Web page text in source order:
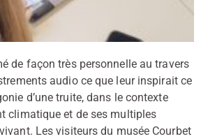
de façon très personnelle au travers
audio ce que leur inspirait ce
d’une truite, dans le contexte
climatique et de ses multiples
Les visiteurs du musée Courbet